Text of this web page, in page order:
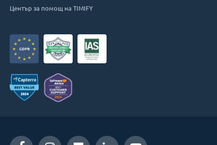
Център за помощ на TIMIFY